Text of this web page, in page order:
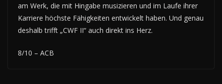
am Werk, die mit Hingabe musizieren und im Laufe ihrer
Karriere höchste Fähigkeiten entwickelt haben. Und genau
deshalb trifft „CWF II“ auch direkt ins Herz.
8/10 – ACB